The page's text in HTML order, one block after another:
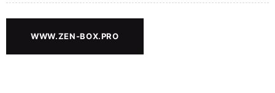
WWW.ZEN-BOX.PRO